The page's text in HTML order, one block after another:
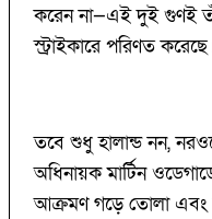
করেন না—এই দুই গুণই
স্ট্রাইকারে পরিণত
তবে শুধু হালান্ড নন,
অধিনায়ক মার্টিন
আক্রমণ গড়ে তোলা এবং